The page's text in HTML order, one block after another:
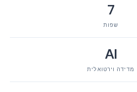
7
שפות
AI
מדידה וירטואלית